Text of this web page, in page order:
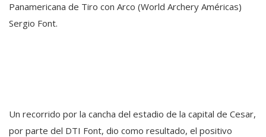
Panamericana de Tiro con Arco (World Archery Américas)
Sergio Font.
Un recorrido por la cancha del estadio de la capital de Cesar,
por parte del DTI Font, dio como resultado, el positivo